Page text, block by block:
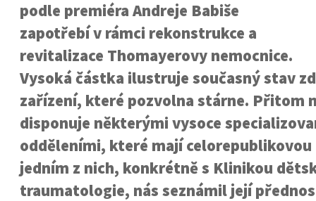
podle premiéra Andreje Babiše
zapotřebí v rámci rekonstrukce a
revitalizace Thomayerovy nemocnice.
Vysoká částka ilustruje současný stav
zařízení, které pozvolna stárne. Přitom
disponuje některými vysoce
odděleními, které mají
jedním z nich, konkrétně s Klinikou
traumatologie, nás seznámil její